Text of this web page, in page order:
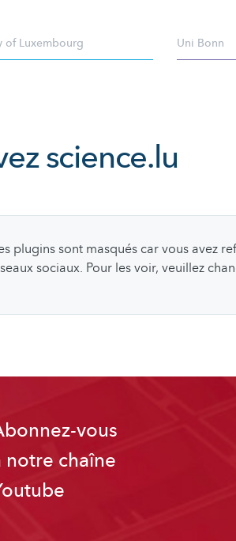
of Luxembourg Uni Bonn
science.lu
plugins sont masqués car vous avez
sociaux. Pour les voir, veuillez
vous
notre chaîne